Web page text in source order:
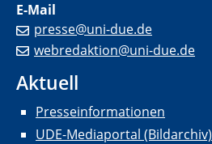
E-Mail
presse@uni-due.de
webredaktion@uni-due.de
Aktuell
Presseinformationen
UDE-Mediaportal (Bildarchiv)